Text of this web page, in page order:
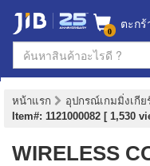
0 ตะก
หน้าแรก อุปกรณ์เกมมิ่งเกีย
Item#: 1121000082 [ 1,530
WIRELESS